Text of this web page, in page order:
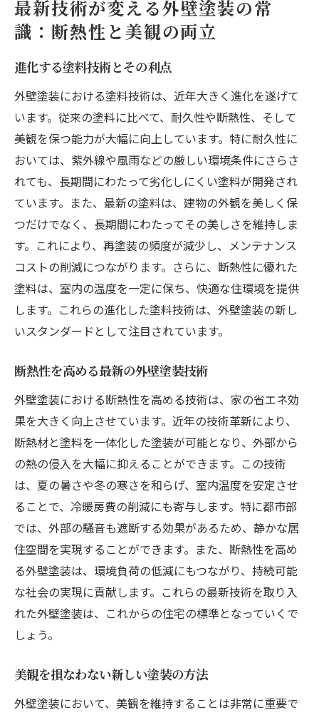
最新技術が変える外壁塗装の常
識：断熱性と美観の両立
進化する塗料技術とその利点
外壁塗装における塗料技術は、近年大きく進化を遂げて
います。従来の塗料に比べて、耐久性や断熱性、そして
美観を保つ能力が大幅に向上しています。特に耐久性に
おいては、紫外線や風雨などの厳しい環境条件にさらさ
れても、長期間にわたって劣化しにくい塗料が開発され
ています。また、最新の塗料は、建物の外観を美しく保
つだけでなく、長期間にわたってその美しさを維持しま
す。これにより、再塗装の頻度が減少し、メンテナンス
コストの削減につながります。さらに、断熱性に優れた
塗料は、室内の温度を一定に保ち、快適な住環境を提供
します。これらの進化した塗料技術は、外壁塗装の新し
いスタンダードとして注目されています。
断熱性を高める最新の外壁塗装技術
外壁塗装における断熱性を高める技術は、家の省エネ効
果を大きく向上させています。近年の技術革新により、
断熱材と塗料を一体化した塗装が可能となり、外部から
の熱の侵入を大幅に抑えることができます。この技術
は、夏の暑さや冬の寒さを和らげ、室内温度を安定させ
ることで、冷暖房費の削減にも寄与します。特に都市部
では、外部の騒音も遮断する効果があるため、静かな居
住空間を実現することができます。また、断熱性を高め
る外壁塗装は、環境負荷の低減にもつながり、持続可能
な社会の実現に貢献します。これらの最新技術を取り入
れた外壁塗装は、これからの住宅の標準となっていくで
しょう。
美観を損なわない新しい塗装の方法
外壁塗装において、美観を維持することは非常に重要で